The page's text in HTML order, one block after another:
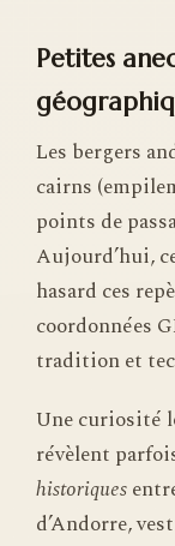
Petites
Les bergers
cairns
points de
Aujourd’hui,
hasard ces
coordonnées
tradition et
Une curiosité
révèlent
historiques
d’Andorre,